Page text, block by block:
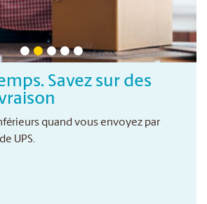
Savez sur des
quand vous envoyez par
UPS.